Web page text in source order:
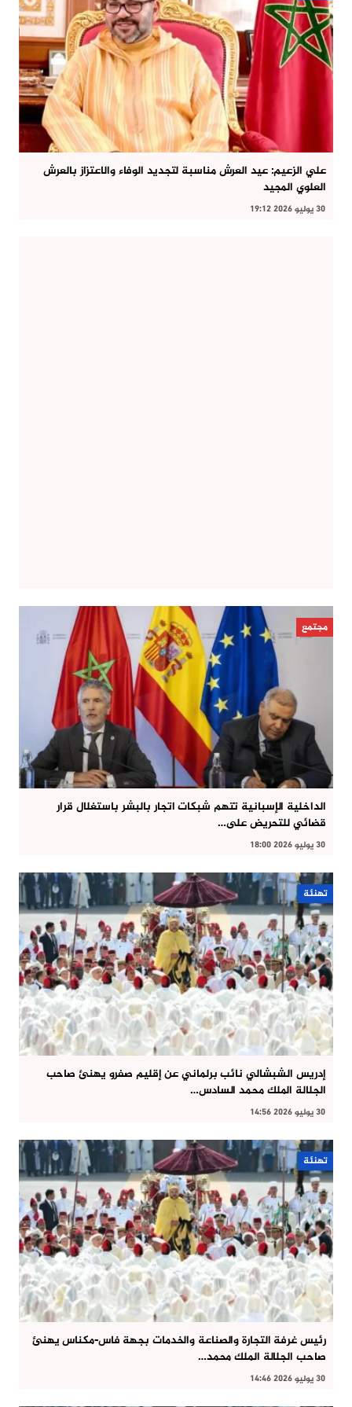
علي الزعيم: عيد العرش مناسبة لتجديد الوفاء والاعتزاز بالعرش
العلوي المجيد
30 يوليو 2026 19:12
مجتمع
الداخلية الإسبانية تتهم شبكات اتجار بالبشر باستغلال قرار
قضائي للتحريض على…
30 يوليو 2026 18:00
تهنئة
إدريس الشبشالي نائب برلماني عن إقليم صفرو يهنئ صاحب
الجلالة الملك محمد السادس…
30 يوليو 2026 14:56
تهنئة
رئيس غرفة التجارة والصناعة والخدمات بجهة فاس-مكناس يهنئ
صاحب الجلالة الملك محمد…
30 يوليو 2026 14:46